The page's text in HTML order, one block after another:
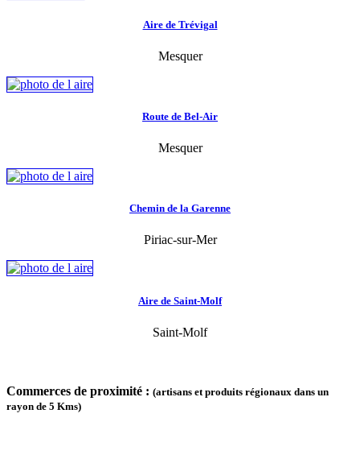
Aire de Trévigal
Mesquer
Route de Bel-Air
Mesquer
Chemin de la Garenne
Piriac-sur-Mer
Aire de Saint-Molf
Saint-Molf
Commerces de proximité : (artisans et produits régionaux dans un
rayon de 5 Kms)